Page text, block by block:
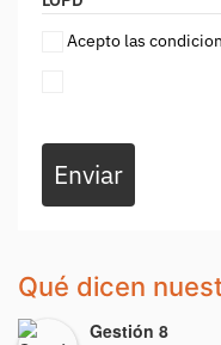
Acepto las
Enviar
Qué dicen
Gestión 8